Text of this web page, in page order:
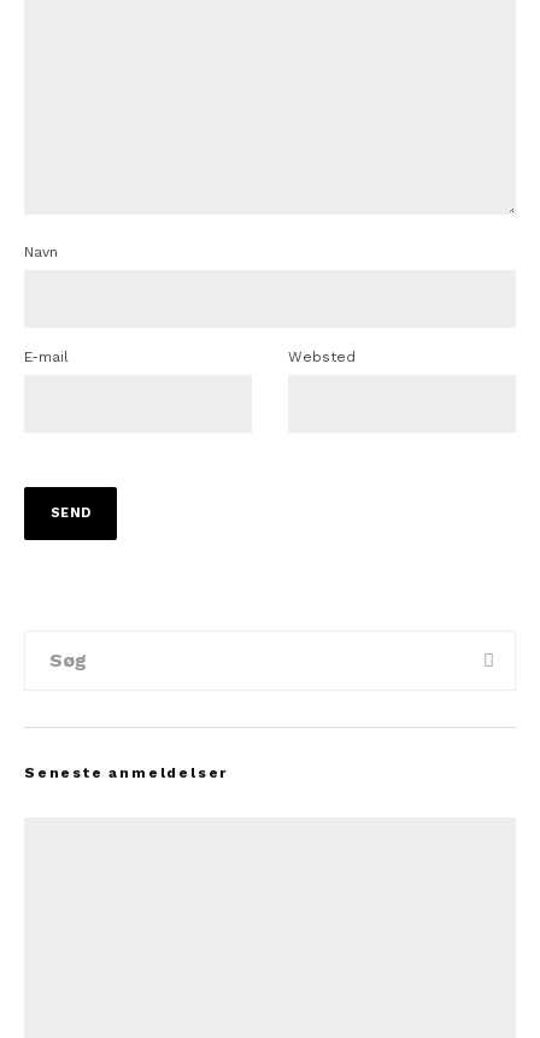
Navn
E-mail Websted
Seneste anmeldelser